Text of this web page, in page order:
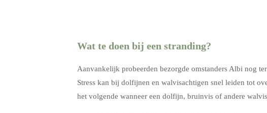
Wat te doen bij een stranding?
Aanvankelijk probeerden bezorgde omstanders Albi nog
Stress kan bij dolfijnen en walvisachtigen snel leiden tot
het volgende wanneer een dolfijn, bruinvis of andere